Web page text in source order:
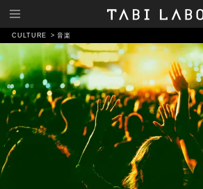
CULTURE 音楽